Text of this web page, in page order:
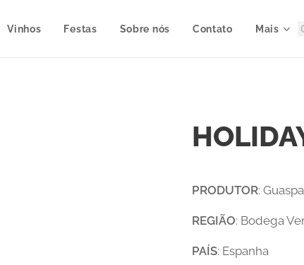
Vinhos Festas Sobre nós Contato Mais
PRODUTOR:
REGIÃO: Bodega
PAÍS: Espanha